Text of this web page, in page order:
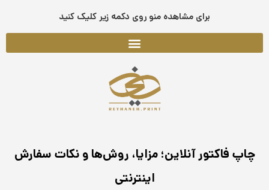
برای مشاهده منو روی دکمه زیر کلیک کنید
چاپ فاکتور آنلاین؛ مزایا، روش‌ها و نکات سفارش
اینترنتی